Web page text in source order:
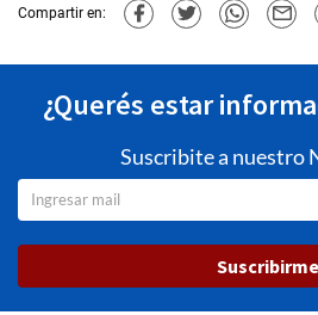
Compartir en:
¿Querés estar
Suscribite a nuestro
Suscribirme